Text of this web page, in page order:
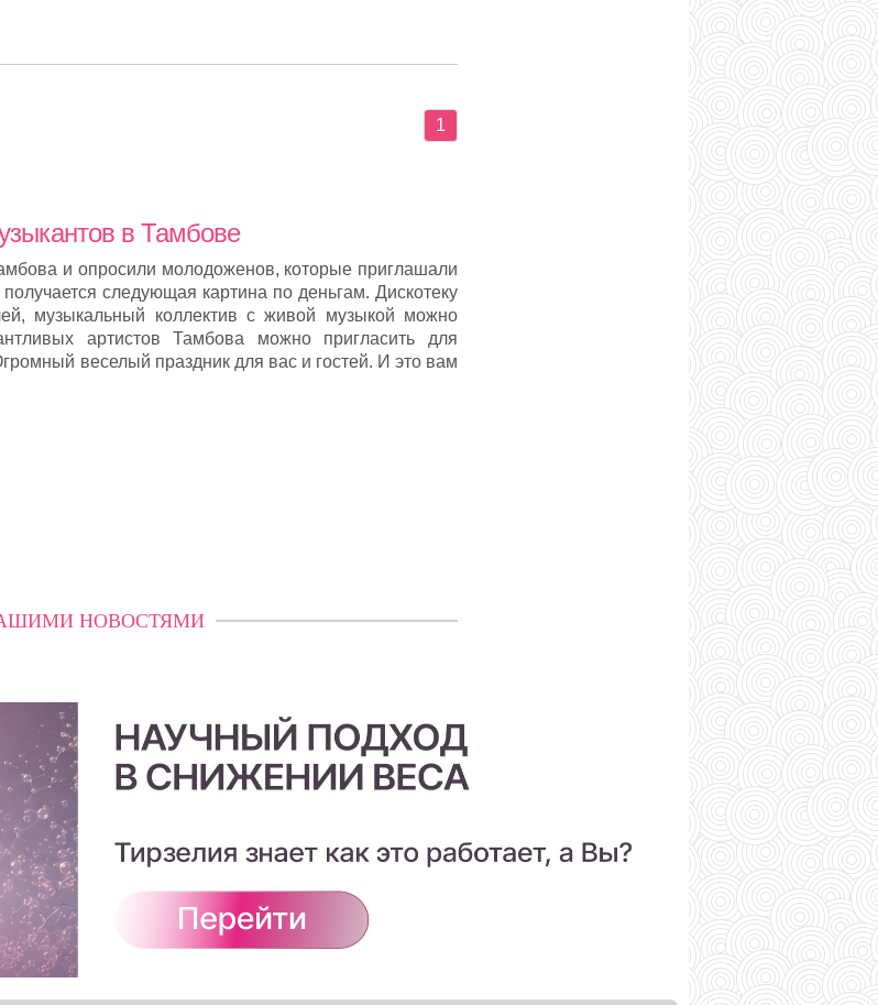
1
в Тамбове
и опросили молодоженов, которые приглашали
следующая картина по деньгам. Дискотеку
музыкальный коллектив с живой музыкой можно
артистов Тамбова можно пригласить для
веселый праздник для вас и гостей. И это вам
НОВОСТЯМИ